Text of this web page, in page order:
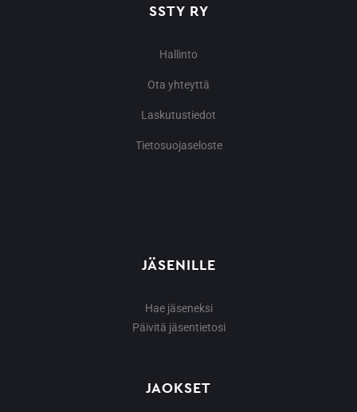
SSTY RY
Hallinto
Ota yhteyttä
Laskutustiedot
Tietosuojaseloste
JÄSENILLE
Hae jäseneksi
Päivitä jäsentietosi
JAOKSET